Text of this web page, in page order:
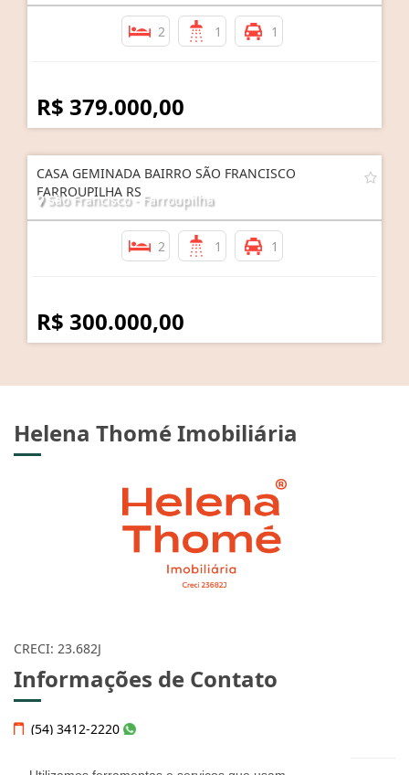
2 1 1
R$ 379.000,00
CASA GEMINADA BAIRRO SÃO FRANCISCO
FARROUPILHA RS
São Francisco - Farroupilha
2 1 1
R$ 300.000,00
Helena Thomé Imobiliária
CRECI: 23.682J
Informações de Contato
(54) 3412-2220